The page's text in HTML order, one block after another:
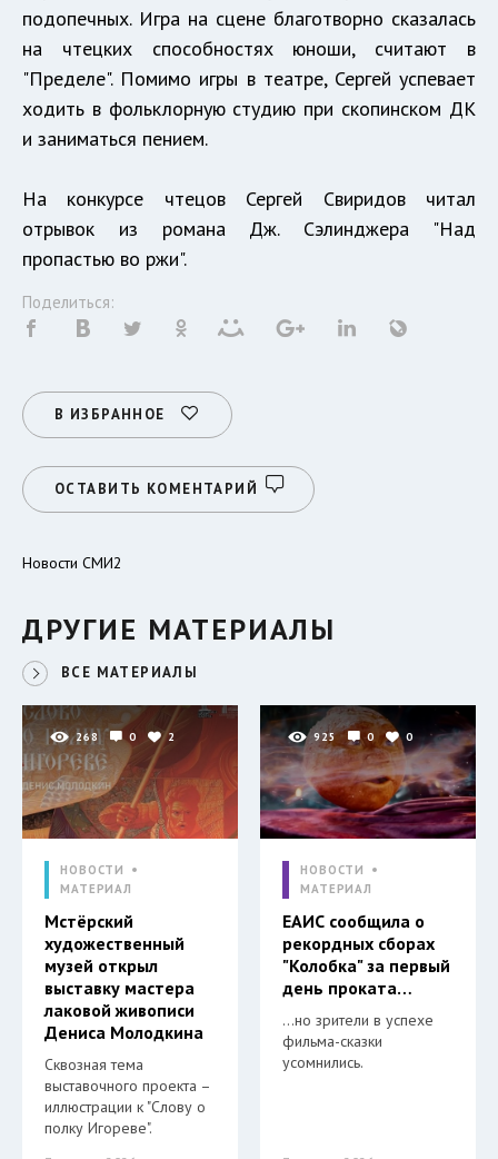
подопечных. Игра на сцене благотворно сказалась
на чтецких способностях юноши, считают в
"Пределе". Помимо игры в театре, Сергей успевает
ходить в фольклорную студию при скопинском ДК
и заниматься пением.
На конкурсе чтецов Сергей Свиридов читал
отрывок из романа Дж. Сэлинджера "Над
пропастью во ржи".
Поделиться:
В ИЗБРАННОЕ
ОСТАВИТЬ КОМЕНТАРИЙ
Новости СМИ2
ДРУГИЕ МАТЕРИАЛЫ
ВСЕ МАТЕРИАЛЫ
268 0 2
НОВОСТИ
МАТЕРИАЛ
Мстёрский
художественный
музей открыл
выставку мастера
лаковой живописи
Дениса Молодкина
Сквозная тема
выставочного проекта –
иллюстрации к "Слову о
полку Игореве".
925 0 0
НОВОСТИ
МАТЕРИАЛ
ЕАИС сообщила о
рекордных сборах
"Колобка" за первый
день проката…
…но зрители в успехе
фильма-сказки
усомнились.